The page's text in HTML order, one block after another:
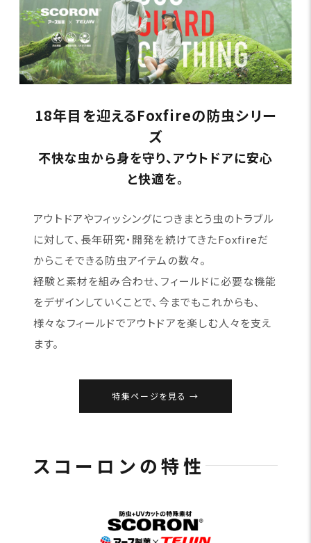
18年目を迎えるFoxfireの防虫シリー
ズ
不快な虫から身を守り、アウトドアに安心
と快適を。
アウトドアやフィッシングにつきまとう虫のトラブル
に対して、長年研究・開発を続けてきたFoxfireだ
からこそできる防虫アイテムの数々。
経験と素材を組み合わせ、フィールドに必要な機能
をデザインしていくことで、今までもこれからも、
様々なフィールドでアウトドアを楽しむ人々を支え
ます。
特集ページを見る
スコーロンの特性